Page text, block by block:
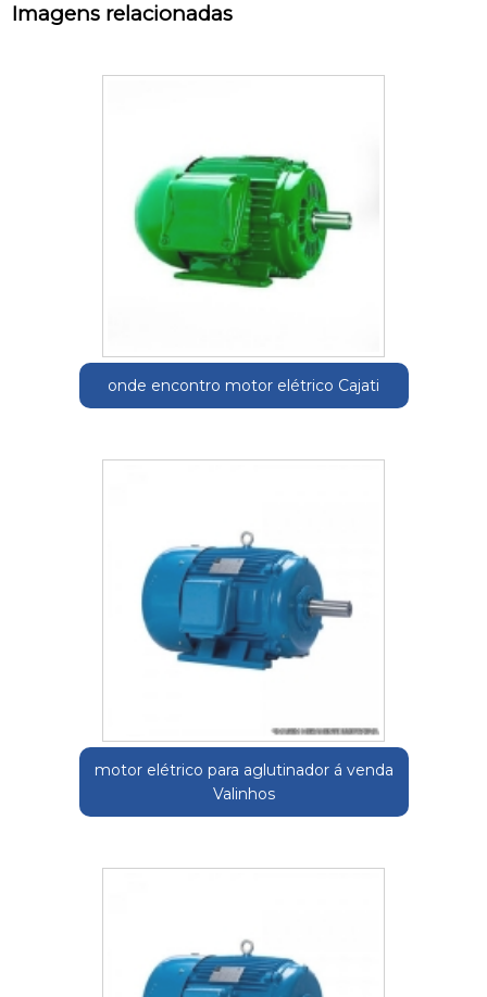
Imagens relacionadas
onde encontro motor elétrico Cajati
motor elétrico para aglutinador á venda
Valinhos